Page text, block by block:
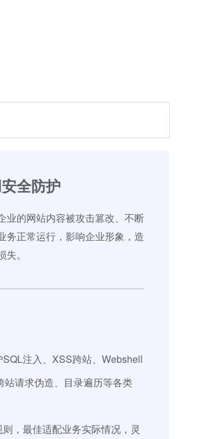
全防护
业的网站内容被攻击篡改、不断
务正常运行，影响企业形象，造
。
注入、XSS跨站、Webshell
站请求伪造、目录遍历等各类
，最佳适配业务实际情况，灵